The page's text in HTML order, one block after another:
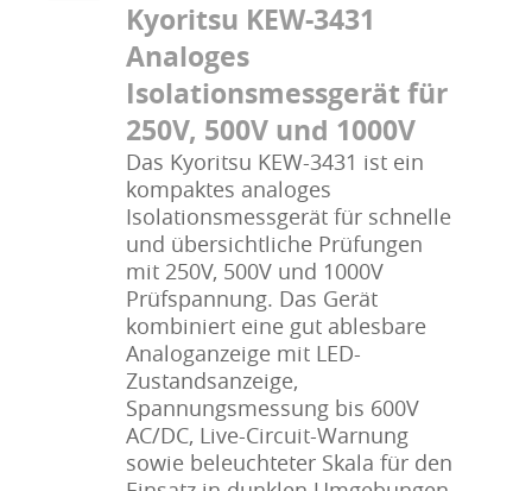
Kyoritsu KEW-3431
Analoges
Isolationsmessgerät für
250V, 500V und 1000V
Das Kyoritsu KEW-3431 ist ein
kompaktes analoges
Isolationsmessgerät für schnelle
und übersichtliche Prüfungen
mit 250V, 500V und 1000V
Prüfspannung. Das Gerät
kombiniert eine gut ablesbare
Analoganzeige mit LED-
Zustandsanzeige,
Spannungsmessung bis 600V
AC/DC, Live-Circuit-Warnung
sowie beleuchteter Skala für den